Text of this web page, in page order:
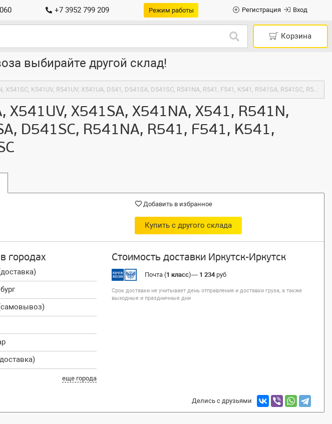
+7 3952 799 209 Режим работы Регистрация Вход
Корзина
выбирайте другой склад!
X541SA, X541NA, X541, R541N,
D541SC, R541NA, R541, F541, K541,
Добавить в избранное
Купить с другого склада
городах
еще города
Стоимость доставки Иркутск-Иркутск
Почта (1 класс)— 1 234руб
Срок доставки не учитывает день отправления и доставки груза, а также
выходные и праздничные дни
Делись с друзьями